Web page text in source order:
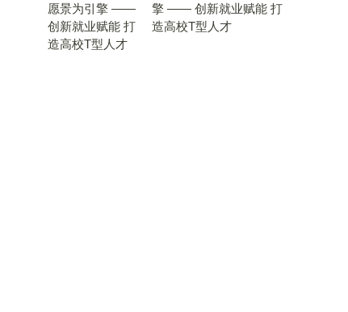
擎 —— 创新就业赋能 打
造高校T型人才